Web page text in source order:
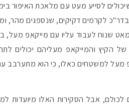
לסייע מעט עם מלאכת האיפור
לקרמים דקיקים, שנספגים מהר,
לעבוד עליו עם מייקאפ מעל,
הקיץ והמייקאפ מעליהם יכולים
מעל למשטחים כאלו, כי הוא מתערבב
אבל הסקירות האלו מיועדות